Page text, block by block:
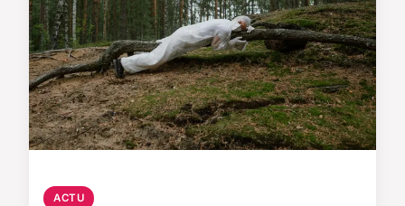
ACTU